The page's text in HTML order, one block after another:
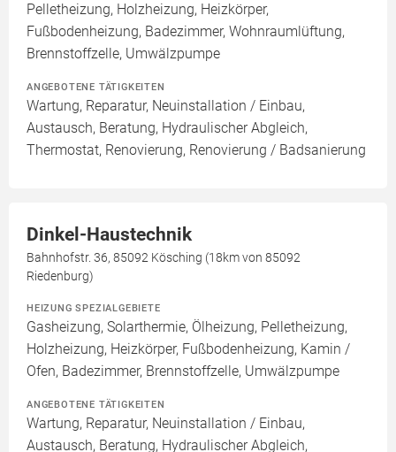
Pelletheizung, Holzheizung, Heizkörper,
Fußbodenheizung, Badezimmer, Wohnraumlüftung,
Brennstoffzelle, Umwälzpumpe
ANGEBOTENE TÄTIGKEITEN
Wartung, Reparatur, Neuinstallation / Einbau,
Austausch, Beratung, Hydraulischer Abgleich,
Thermostat, Renovierung, Renovierung / Badsanierung
Dinkel-Haustechnik
Bahnhofstr. 36, 85092 Kösching (18km von 85092
Riedenburg)
HEIZUNG SPEZIALGEBIETE
Gasheizung, Solarthermie, Ölheizung, Pelletheizung,
Holzheizung, Heizkörper, Fußbodenheizung, Kamin /
Ofen, Badezimmer, Brennstoffzelle, Umwälzpumpe
ANGEBOTENE TÄTIGKEITEN
Wartung, Reparatur, Neuinstallation / Einbau,
Austausch, Beratung, Hydraulischer Abgleich,